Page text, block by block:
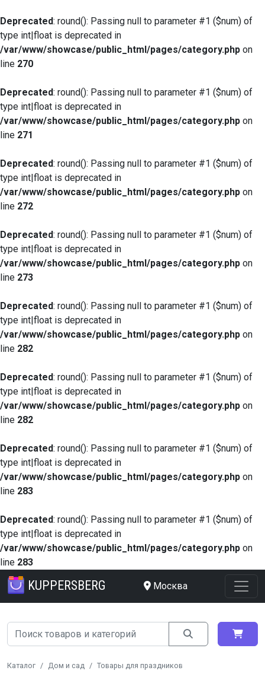
Deprecated: round(): Passing null to parameter #1 ($num) of
type int|float is deprecated in
/var/www/showcase/public_html/pages/category.php on
line 270
Deprecated: round(): Passing null to parameter #1 ($num) of
type int|float is deprecated in
/var/www/showcase/public_html/pages/category.php on
line 271
Deprecated: round(): Passing null to parameter #1 ($num) of
type int|float is deprecated in
/var/www/showcase/public_html/pages/category.php on
line 272
Deprecated: round(): Passing null to parameter #1 ($num) of
type int|float is deprecated in
/var/www/showcase/public_html/pages/category.php on
line 273
Deprecated: round(): Passing null to parameter #1 ($num) of
type int|float is deprecated in
/var/www/showcase/public_html/pages/category.php on
line 282
Deprecated: round(): Passing null to parameter #1 ($num) of
type int|float is deprecated in
/var/www/showcase/public_html/pages/category.php on
line 282
Deprecated: round(): Passing null to parameter #1 ($num) of
type int|float is deprecated in
/var/www/showcase/public_html/pages/category.php on
line 283
Deprecated: round(): Passing null to parameter #1 ($num) of
type int|float is deprecated in
/var/www/showcase/public_html/pages/category.php on
line 283
KUPPERSBERG Москва
Каталог Дом и сад Товары для праздников